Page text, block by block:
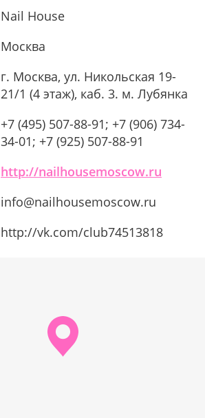
Nail House
Москва
г. Москва, ул. Никольская 19-
21/1 (4 этаж), каб. 3. м. Лубянка
+7 (495) 507-88-91; +7 (906) 734-
34-01; +7 (925) 507-88-91
http://nailhousemoscow.ru
info@nailhousemoscow.ru
http://vk.com/club74513818